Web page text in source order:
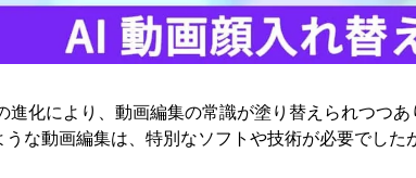
進化により、動画編集の常識が塗り替えられつつ
うな動画編集は、特別なソフトや技術が必要でし